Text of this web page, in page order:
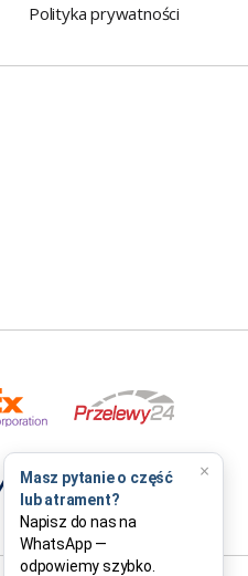
Polityka prywatności
×
Masz pytanie o część
lub atrament?
Napisz do nas na
WhatsApp —
odpowiemy szybko.